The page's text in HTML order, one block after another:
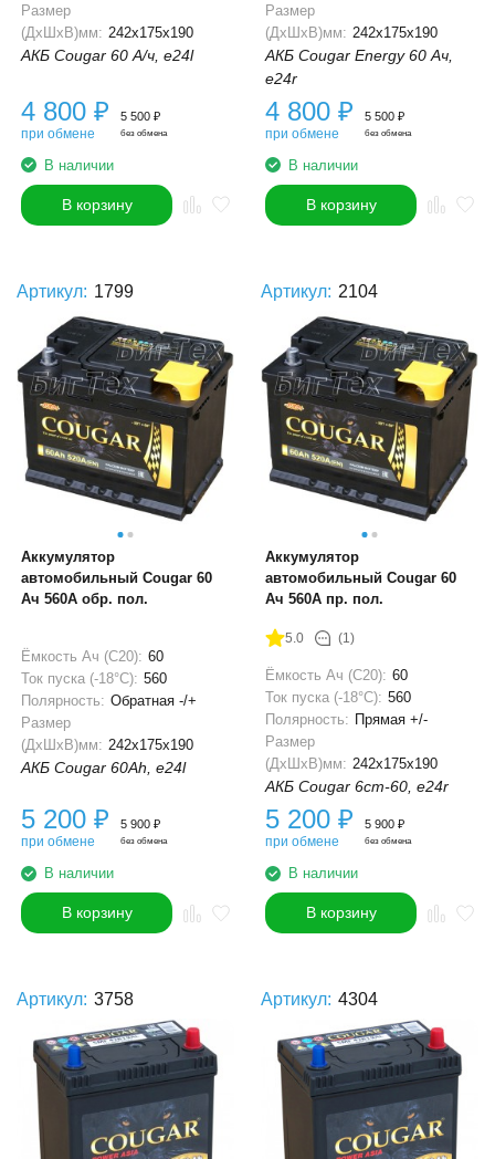
Размер
(ДхШхВ)мм: 242x175x190
АКБ Cougar 60 А/ч, e24l
4 800 ₽
при обмене
5 500 ₽
без обмена
В наличии
В корзину
Размер
(ДхШхВ)мм: 242x175x190
АКБ Cougar Energy 60 Ач,
e24r
4 800 ₽
при обмене
5 500 ₽
без обмена
В наличии
В корзину
Артикул: 1799
Аккумулятор
автомобильный Cougar 60
Ач 560A обр. пол.
Ёмкость Ач (С20): 60
Ток пуска (-18°С): 560
Полярность: Обратная -/+
Размер
(ДхШхВ)мм: 242x175x190
АКБ Cougar 60Ah, e24l
5 200 ₽
при обмене
5 900 ₽
без обмена
В наличии
В корзину
Артикул: 2104
Аккумулятор
автомобильный Cougar 60
Ач 560А пр. пол.
5.0 (1)
Ёмкость Ач (С20): 60
Ток пуска (-18°С): 560
Полярность: Прямая +/-
Размер
(ДхШхВ)мм: 242x175x190
АКБ Cougar 6ст-60, e24r
5 200 ₽
при обмене
5 900 ₽
без обмена
В наличии
В корзину
Артикул: 3758 Артикул: 4304